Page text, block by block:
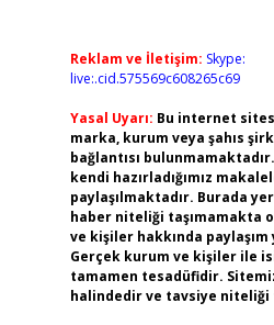
Reklam ve İletişim: Skype:
live:.cid.575569c608265c69
Yasal Uyarı: Bu internet
marka, kurum veya şahıs
bağlantısı
kendi hazırladığımız
paylaşılmaktadır. Burada
haber niteliği taşımamakta
ve kişiler hakkında paylaşım
Gerçek kurum ve kişiler ile
tamamen tesadüfidir.
halindedir ve tavsiye niteliği